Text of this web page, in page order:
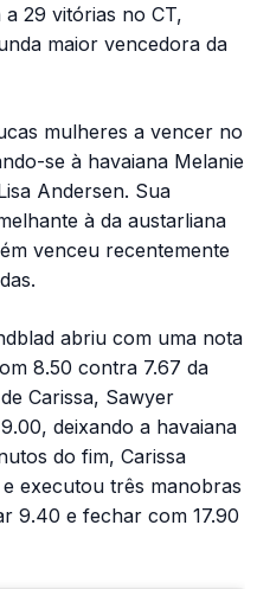
29 vitórias no CT,
maior vencedora da
mulheres a vencer no
se à havaiana Melanie
Andersen. Sua
à da austarliana
venceu recentemente
abriu com uma nota
8.50 contra 7.67 da
Carissa, Sawyer
deixando a havaiana
do fim, Carissa
executou três manobras
9.40 e fechar com 17.90